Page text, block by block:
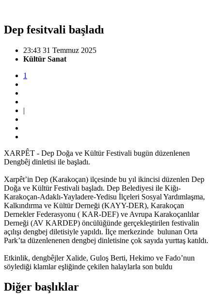
Dep fesitvali başladı
23:43 31 Temmuz 2025
Kültür Sanat
1
|
XARPÊT - Dep Doğa ve Kültür Festivali bugün düzenlenen
Dengbêj dinletisi ile başladı.
Xarpêt’in Dep (Karakoçan) ilçesinde bu yıl ikincisi düzenlen Dep
Doğa ve Kültür Festivali başladı. Dep Belediyesi ile Kiğı-
Karakoçan-Adaklı-Yayladere-Yedisu İlçeleri Sosyal Yardımlaşma,
Kalkındırma ve Kültür Derneği (KAYY-DER), Karakoçan
Dernekler Federasyonu ( KAR-DEF) ve Avrupa Karakoçanlılar
Derneği (AV KARDEP) öncülüğünde gerçekleştirilen festivalin
açılışı dengbej diletisiyle yapıldı. İlçe merkezinde bulunan Orta
Park’ta düzenlenenen dengbej dinletisine çok sayıda yurttaş katıldı.
Etkinlik, dengbêjler Xalide, Guloş Berti, Hekimo ve Fado’nun
söylediği klamlar eşliğinde çekilen halaylarla son buldu
Diğer başlıklar